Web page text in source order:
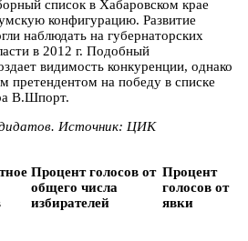
список в Хабаровском крае
конфигурацию. Развитие
наблюдать на губернаторских
в 2012 г. Подобный
видимость конкуренции, однако
претендентом на победу в списке
В.Шпорт.
Источник: ЦИК
Процент голосов от
общего числа
избирателей
Процент
голосов от
явки